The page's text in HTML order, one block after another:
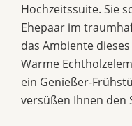
Hochzeitssuite. Sie
Ehepaar im
das Ambiente
Warme
ein Genießer-
versüßen Ihnen den